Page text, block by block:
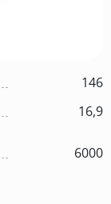
146
16,9
6000